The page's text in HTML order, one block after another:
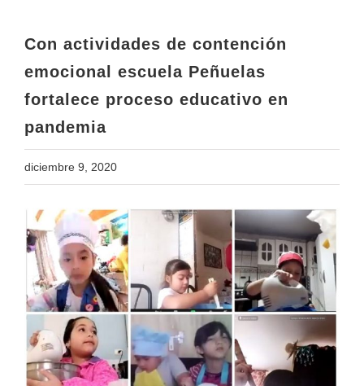
Con actividades de contención
emocional escuela Peñuelas
fortalece proceso educativo en
pandemia
diciembre 9, 2020
View
Larger
Image